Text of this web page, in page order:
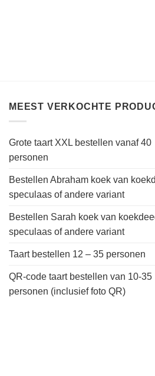
MEEST VERKOCHTE
Grote taart XXL bestellen vanaf 40
personen
Bestellen Abraham koek van
speculaas of andere variant
Bestellen Sarah koek van
speculaas of andere variant
Taart bestellen 12 – 35 personen
QR-code taart bestellen van 10-35
personen (inclusief foto QR)